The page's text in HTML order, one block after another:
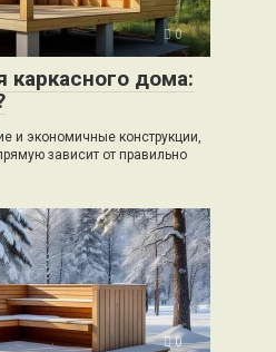
0
дома:
и экономичные конструкции,
зависит от правильно
0